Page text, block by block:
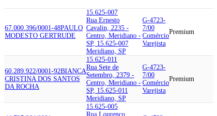
67.000.396/0001-48PAULO
MODESTO GERTRUDE
15.625-007
Rua Ernesto
Cavalin, 2235 -
Centro, Meridiano -
SP, 15.625-007
Meridiano, SP
G-4723-
7/00
Comércio
Varejista
Premium
60.289.922/0001-92BIANCA
CRISTINA DOS SANTOS
DA ROCHA
15.625-011
Rua Sete de
Setembro, 2379 -
Centro, Meridiano -
SP, 15.625-011
Meridiano, SP
G-4723-
7/00
Comércio
Varejista
Premium
15.625-005
Rua Lourenco